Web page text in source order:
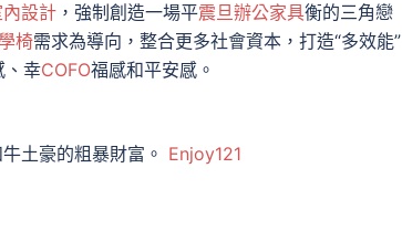
內設計 ，強制創造一場平震旦辦公家具衡的三角戀
椅需求為導向，整合更多社會資本，打造“多效能”
、幸COFO福感和平安感。
土豪的粗暴財富。 Enjoy121